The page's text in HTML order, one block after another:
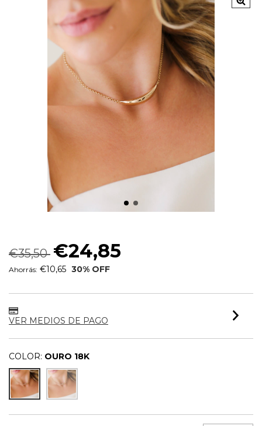
€35,50 €24,85
Ahorrás: €10,65 30% OFF
VER MEDIOS DE PAGO
COLOR: OURO 18K